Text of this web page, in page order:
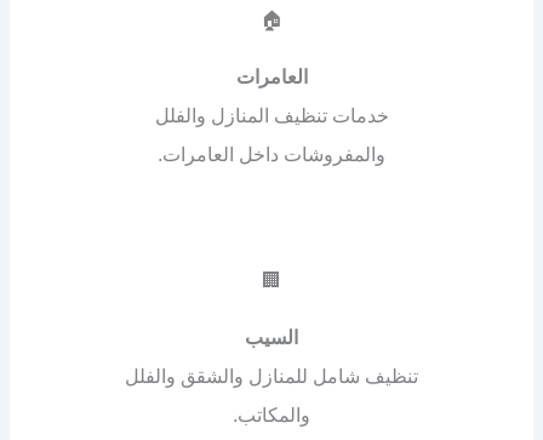
🏠
العامرات
خدمات تنظيف المنازل والفلل
والمفروشات داخل العامرات.
السيب
تنظيف شامل للمنازل والشقق والفلل
والمكاتب.